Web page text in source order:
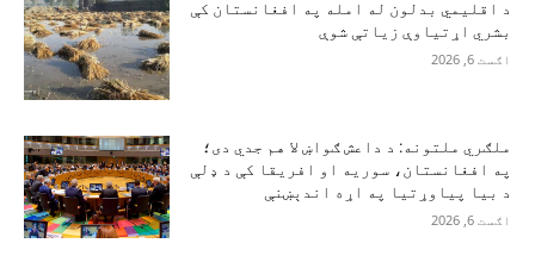
د اقلیمي بدلون له امله په افغانستان کې
بشري اړتیاوې زیاتې شوې
اګست 6, 2026
ملګري ملتونه: د داعش ګواښ لا هم جدي دی؛
په افغانستان، سوریه او افریقا کې د ډلې
د بیا پیاوړتیا په اړه اندېښنې
اګست 6, 2026